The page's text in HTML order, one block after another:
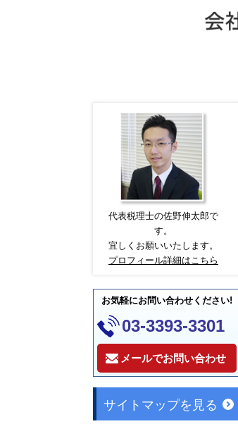
代表税理士の佐野伸太郎で
す。
宜しくお願いいたします。
プロフィール詳細はこちら
お気軽にお問い合わせください!
03-3393-3301
メールでお問い合わせ
サイトマップを見る